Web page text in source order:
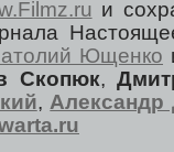
и
Ющенко
Скопюк,
,Александр